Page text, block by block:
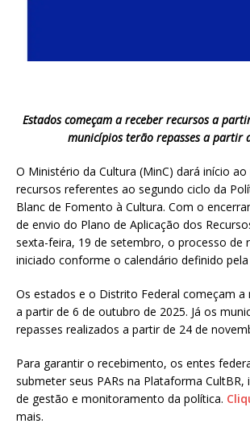
Estados começam a receber recursos a
municípios terão repasses a partir
O Ministério da Cultura (MinC) dará início
recursos referentes ao segundo ciclo da
Blanc de Fomento à Cultura. Com o
de envio do Plano de Aplicação dos
sexta-feira, 19 de setembro, o processo de
iniciado conforme o calendário definido pela
Os estados e o Distrito Federal começam a
a partir de 6 de outubro de 2025. Já os
repasses realizados a partir de 24 de
Para garantir o recebimento, os entes
submeter seus PARs na Plataforma
de gestão e monitoramento da política.
mais.